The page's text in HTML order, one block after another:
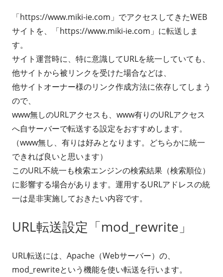
「https://www.miki-ie.com」でアクセスしてきたWEB
サイトを、「https://www.miki-ie.com」に転送しま
す。
サイト運営時に、特に意識してURLを統一していても、
他サイトから被リンクを受けた場合などは、
他サイトオーナー様のリンク作成方法に依存してしまう
ので、
www無しのURLアクセスも、www有りのURLアクセス
へ自サーバーで転送する設定をおすすめします。
（www無し、有りは好みとなります。どちらかに統一
できれば良いと思います）
このURL不統一も検索エンジンの検索結果（検索順位）
に影響する場合があります。運用するURLアドレスの統
一は是非実施しておきたい内容です。
URL転送設定「mod_rewrite」
URL転送には、Apache（Webサーバー）の、
mod_rewriteという機能を使い転送を行います。